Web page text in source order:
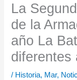
La
de la
año La
diferentes
/ Historia, Mar,